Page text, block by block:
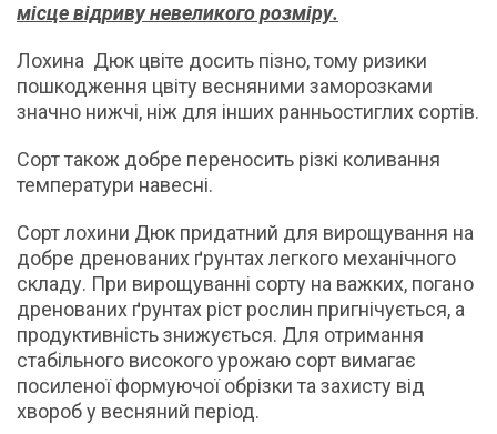
місце відриву невеликого розміру.
Лохина Дюк цвіте досить пізно, тому ризики
пошкодження цвіту весняними заморозками
значно нижчі, ніж для інших ранньостиглих сортів.
Сорт також добре переносить різкі коливання
температури навесні.
Сорт лохини Дюк придатний для вирощування на
добре дренованих ґрунтах легкого механічного
складу. При вирощуванні сорту на важких, погано
дренованих ґрунтах ріст рослин пригнічується, а
продуктивність знижується. Для отримання
стабільного високого урожаю сорт вимагає
посиленої формуючої обрізки та захисту від
хвороб у весняний період.